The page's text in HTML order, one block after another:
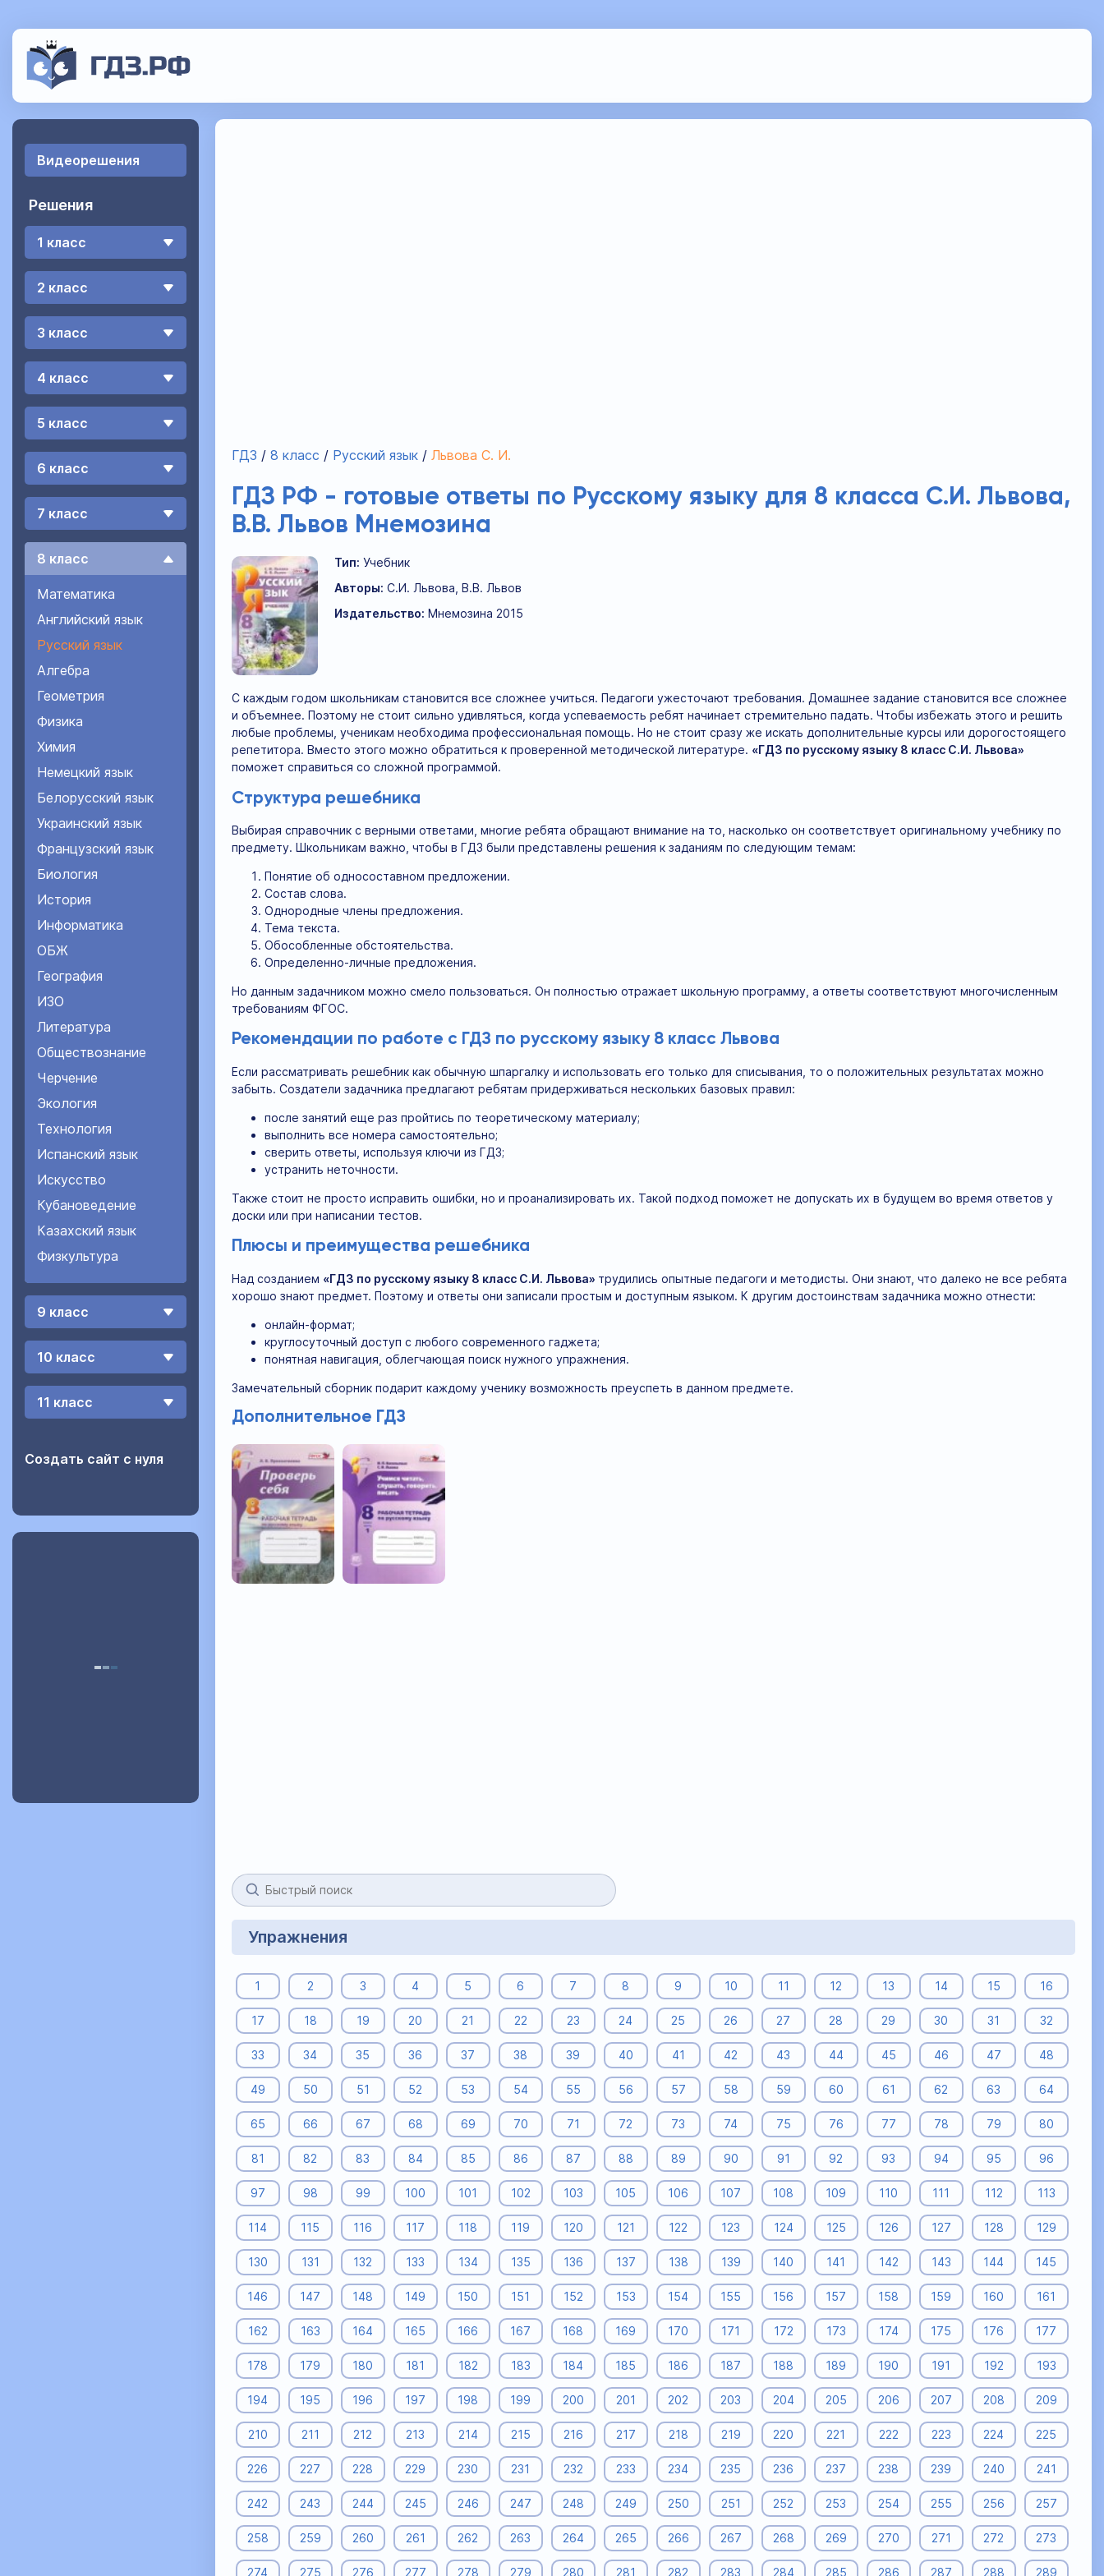
Видеорешения
Решения
1 класс
2 класс
3 класс
4 класс
5 класс
6 класс
7 класс
8 класс
Математика
Английский язык
Русский язык
Алгебра
Геометрия
Физика
Химия
Немецкий язык
Белорусский язык
Украинский язык
Французский язык
Биология
История
Информатика
ОБЖ
География
ИЗО
Литература
Обществознание
Черчение
Экология
Технология
Испанский язык
Искусство
Кубановедение
Казахский язык
Физкультура
9 класс
10 класс
11 класс
Создать сайт с нуля
ГДЗ 8 класс Русский язык Львова С. И.
ГДЗ РФ - готовые ответы по Русскому языку для 8 класса С.И. Львова,
В.В. Львов Мнемозина
Тип: Учебник
Авторы: С.И. Львова, В.В. Львов
Издательство: Мнемозина 2015
С каждым годом школьникам становится все сложнее учиться. Педагоги ужесточают требования. Домашнее задание становится все сложнее
и объемнее. Поэтому не стоит сильно удивляться, когда успеваемость ребят начинает стремительно падать. Чтобы избежать этого и решить
любые проблемы, ученикам необходима профессиональная помощь. Но не стоит сразу же искать дополнительные курсы или дорогостоящего
репетитора. Вместо этого можно обратиться к проверенной методической литературе. «ГДЗ по русскому языку 8 класс С.И. Львова»
поможет справиться со сложной программой.
Структура решебника
Выбирая справочник с верными ответами, многие ребята обращают внимание на то, насколько он соответствует оригинальному учебнику по
предмету. Школьникам важно, чтобы в ГДЗ были представлены решения к заданиям по следующим темам:
Понятие об односоставном предложении.
Состав слова.
Однородные члены предложения.
Тема текста.
Обособленные обстоятельства.
Определенно-личные предложения.
Но данным задачником можно смело пользоваться. Он полностью отражает школьную программу, а ответы соответствуют многочисленным
требованиям ФГОС.
Рекомендации по работе с ГДЗ по русскому языку 8 класс Львова
Если рассматривать решебник как обычную шпаргалку и использовать его только для списывания, то о положительных результатах можно
забыть. Создатели задачника предлагают ребятам придерживаться нескольких базовых правил:
после занятий еще раз пройтись по теоретическому материалу;
выполнить все номера самостоятельно;
сверить ответы, используя ключи из ГДЗ;
устранить неточности.
Также стоит не просто исправить ошибки, но и проанализировать их. Такой подход поможет не допускать их в будущем во время ответов у
доски или при написании тестов.
Плюсы и преимущества решебника
Над созданием «ГДЗ по русскому языку 8 класс С.И. Львова» трудились опытные педагоги и методисты. Они знают, что далеко не все ребята
хорошо знают предмет. Поэтому и ответы они записали простым и доступным языком. К другим достоинствам задачника можно отнести:
онлайн-формат;
круглосуточный доступ с любого современного гаджета;
понятная навигация, облегчающая поиск нужного упражнения.
Замечательный сборник подарит каждому ученику возможность преуспеть в данном предмете.
Дополнительное ГДЗ
Упражнения
1 2 3 4 5 6 7 8 9 10 11 12 13 14 15 16
17 18 19 20 21 22 23 24 25 26 27 28 29 30 31 32
33 34 35 36 37 38 39 40 41 42 43 44 45 46 47 48
49 50 51 52 53 54 55 56 57 58 59 60 61 62 63 64
65 66 67 68 69 70 71 72 73 74 75 76 77 78 79 80
81 82 83 84 85 86 87 88 89 90 91 92 93 94 95 96
97 98 99 100 101 102 103 105 106 107 108 109 110 111 112 113
114 115 116 117 118 119 120 121 122 123 124 125 126 127 128 129
130 131 132 133 134 135 136 137 138 139 140 141 142 143 144 145
146 147 148 149 150 151 152 153 154 155 156 157 158 159 160 161
162 163 164 165 166 167 168 169 170 171 172 173 174 175 176 177
178 179 180 181 182 183 184 185 186 187 188 189 190 191 192 193
194 195 196 197 198 199 200 201 202 203 204 205 206 207 208 209
210 211 212 213 214 215 216 217 218 219 220 221 222 223 224 225
226 227 228 229 230 231 232 233 234 235 236 237 238 239 240 241
242 243 244 245 246 247 248 249 250 251 252 253 254 255 256 257
258 259 260 261 262 263 264 265 266 267 268 269 270 271 272 273
274 275 276 277 278 279 280 281 282 283 284 285 286 287 288 289